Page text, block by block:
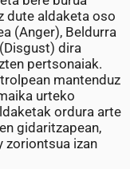
dute aldaketa oso
(Anger), Beldurra
dira
pertsonaiak.
mantenduz
urteko
ordura arte
gidaritzapean,
zoriontsua izan